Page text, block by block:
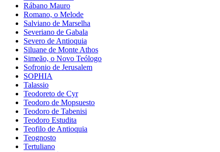
Rábano Mauro
Romano, o Melode
Salviano de Marselha
Severiano de Gabala
Severo de Antioquia
Siluane de Monte Athos
Simeão, o Novo Teólogo
Sofronio de Jerusalem
SOPHIA
Talassio
Teodoreto de Cyr
Teodoro de Mopsuesto
Teodoro de Tabenisi
Teodoro Estudita
Teofilo de Antioquia
Teognosto
Tertuliano